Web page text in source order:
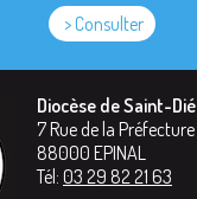
> Consulter
Diocèse de Saint-Dié
7 Rue de la Préfecture
88000 EPINAL
Tél: 03 29 82 21 63